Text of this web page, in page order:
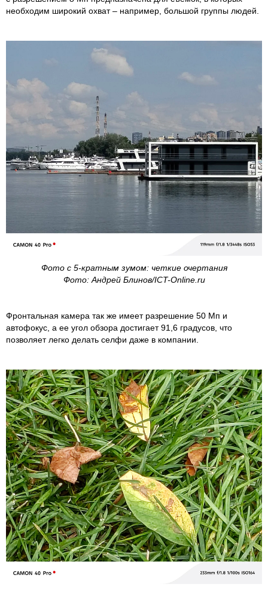
необходим широкий охват – например, большой группы людей.
Фото с 5-кратным зумом: четкие очертания
Фото: Андрей Блинов/ICT-Online.ru
Фронтальная камера так же имеет разрешение 50 Мп и
автофокус, а ее угол обзора достигает 91,6 градусов, что
позволяет легко делать селфи даже в компании.